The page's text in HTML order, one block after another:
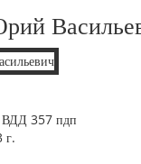
357 пдп
г.